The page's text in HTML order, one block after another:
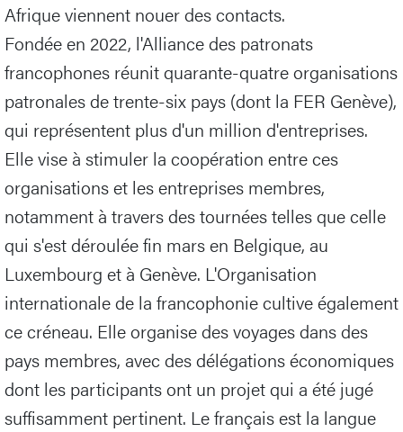
Afrique viennent nouer des contacts.
Fondée en 2022, l'Alliance des patronats
francophones réunit quarante-quatre organisations
patronales de trente-six pays (dont la FER Genève),
qui représentent plus d'un million d'entreprises.
Elle vise à stimuler la coopération entre ces
organisations et les entreprises membres,
notamment à travers des tournées telles que celle
qui s'est déroulée fin mars en Belgique, au
Luxembourg et à Genève. L'Organisation
internationale de la francophonie cultive également
ce créneau. Elle organise des voyages dans des
pays membres, avec des délégations économiques
dont les participants ont un projet qui a été jugé
suffisamment pertinent. Le français est la langue